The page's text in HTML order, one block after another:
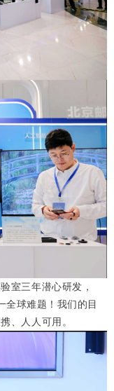
室三年潜心研发，
全球难题！我们的目
、人人可用。